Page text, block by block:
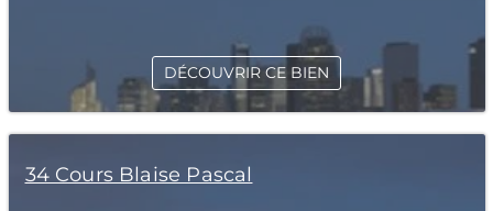
DÉCOUVRIR CE BIEN
34 Cours Blaise Pascal